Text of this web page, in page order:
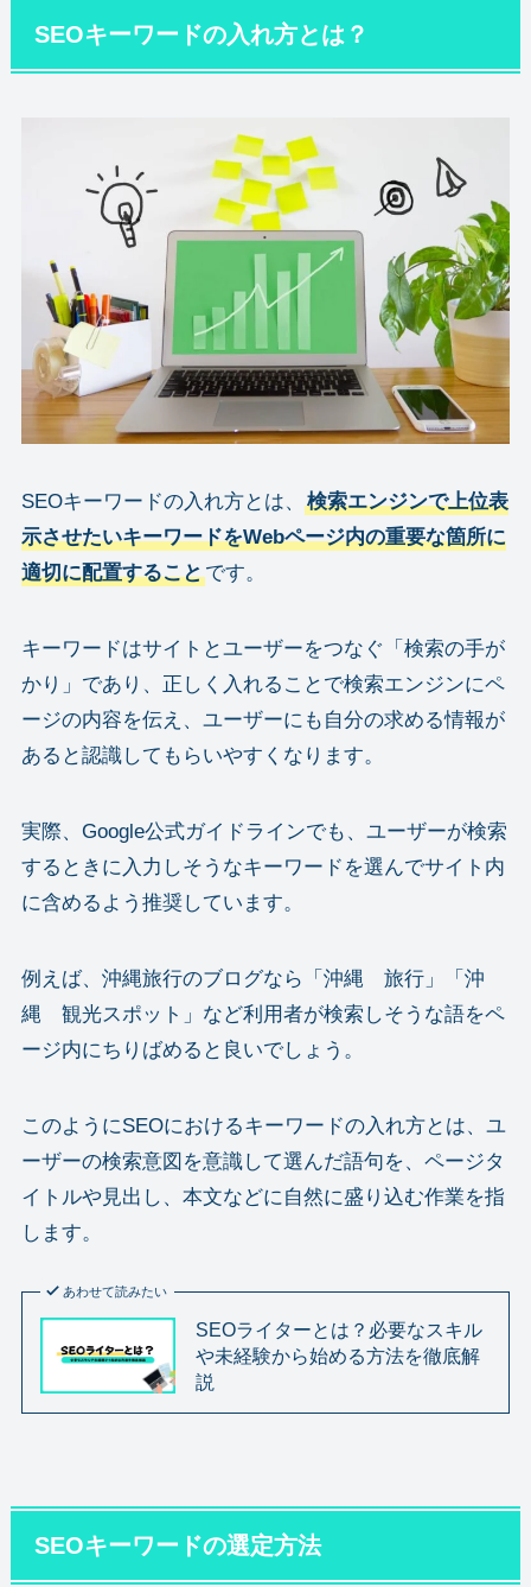
SEOキーワードの入れ方とは？
SEOキーワードの入れ方とは、
検索エンジンで上位表
示させたいキーワードをWebページ内の重要な箇所に
適切に配置することです。
キーワードはサイトとユーザーをつなぐ「検索の手が
かり」であり、正しく入れることで検索エンジンにペ
ージの内容を伝え、ユーザーにも自分の求める情報が
あると認識してもらいやすくなります。
実際、Google公式ガイドラインでも、ユーザーが検索
するときに入力しそうなキーワードを選んでサイト内
に含めるよう推奨しています。
例えば、沖縄旅行のブログなら「沖縄 旅行」「沖
縄 観光スポット」など利用者が検索しそうな語をペ
ージ内にちりばめると良いでしょう。
このようにSEOにおけるキーワードの入れ方とは、ユ
ーザーの検索意図を意識して選んだ語句を、ページタ
イトルや見出し、本文などに自然に盛り込む作業を指
します。
あわせて読みたい
SEOライターとは？必要なスキル
や未経験から始める方法を徹底解
説
SEOキーワードの選定方法